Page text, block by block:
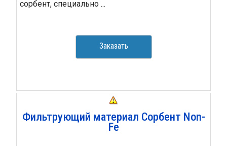
сорбент, специально ...
Заказать
Фильтрующий материал Сорбент Non-
Fe